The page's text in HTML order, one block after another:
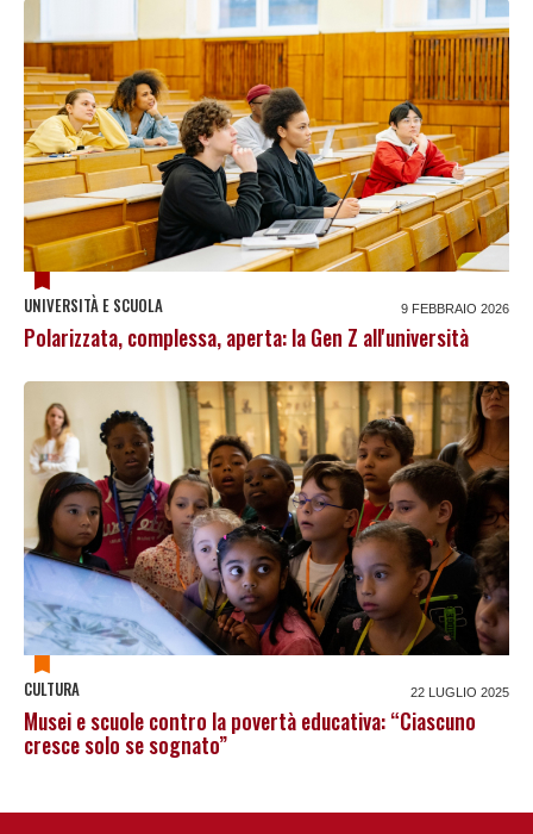
UNIVERSITÀ E SCUOLA 9 FEBBRAIO 2026
Polarizzata, complessa, aperta: la Gen Z all'università
CULTURA 22 LUGLIO 2025
Musei e scuole contro la povertà educativa: “Ciascuno
cresce solo se sognato”